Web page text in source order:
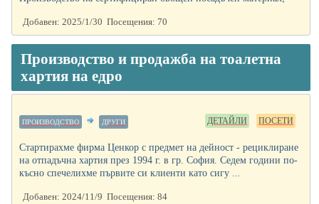
Добавен: 2025/1/30 Посещения: 70
Производство и продажба на тоалетна
хартия на едро
ПРОИЗВОДСТВО ДРУГИ ПОСЕТИ
ДЕТАЙЛИ
Стартирахме фирма Ценкор с предмет на дейност - рециклиране
на отпадъчна хартия през 1994 г. в гр. София. Седем години по-
късно спечелихме първите си клиенти като сигу ...
Добавен: 2024/11/9 Посещения: 84